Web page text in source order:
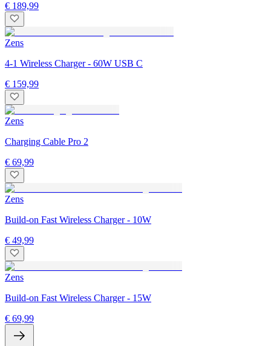
€ 189,99
Zens
4-1 Wireless Charger - 60W USB C
€ 159,99
Zens
Charging Cable Pro 2
€ 69,99
Zens
Build-on Fast Wireless Charger - 10W
€ 49,99
Zens
Build-on Fast Wireless Charger - 15W
€ 69,99